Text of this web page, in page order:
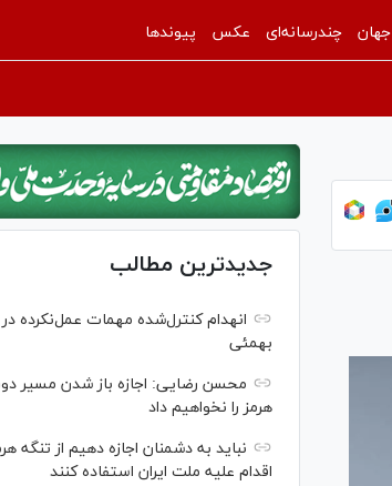
جهان چندرسانه‌ای عکس پیوندها
جدیدترین مطالب
انهدام کنترل‌شده مهمات عمل‌نکرده
بهمئی
محسن رضایی: اجازه باز شدن مسیر
هرمز را نخواهیم داد
نباید به دشمنان اجازه دهیم از تنگه
اقدام علیه ملت ایران استفاده کنند